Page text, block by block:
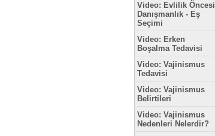
Video: Evlilik Öncesi
Danışmanlık - Eş
Seçimi
Video: Erken
Boşalma Tedavisi
Video: Vajinismus
Tedavisi
Video: Vajinismus
Belirtileri
Video: Vajinismus
Nedenleri Nelerdir?